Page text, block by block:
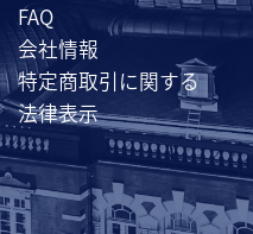
FAQ
会社情報
特定商取引に関する
法律表示